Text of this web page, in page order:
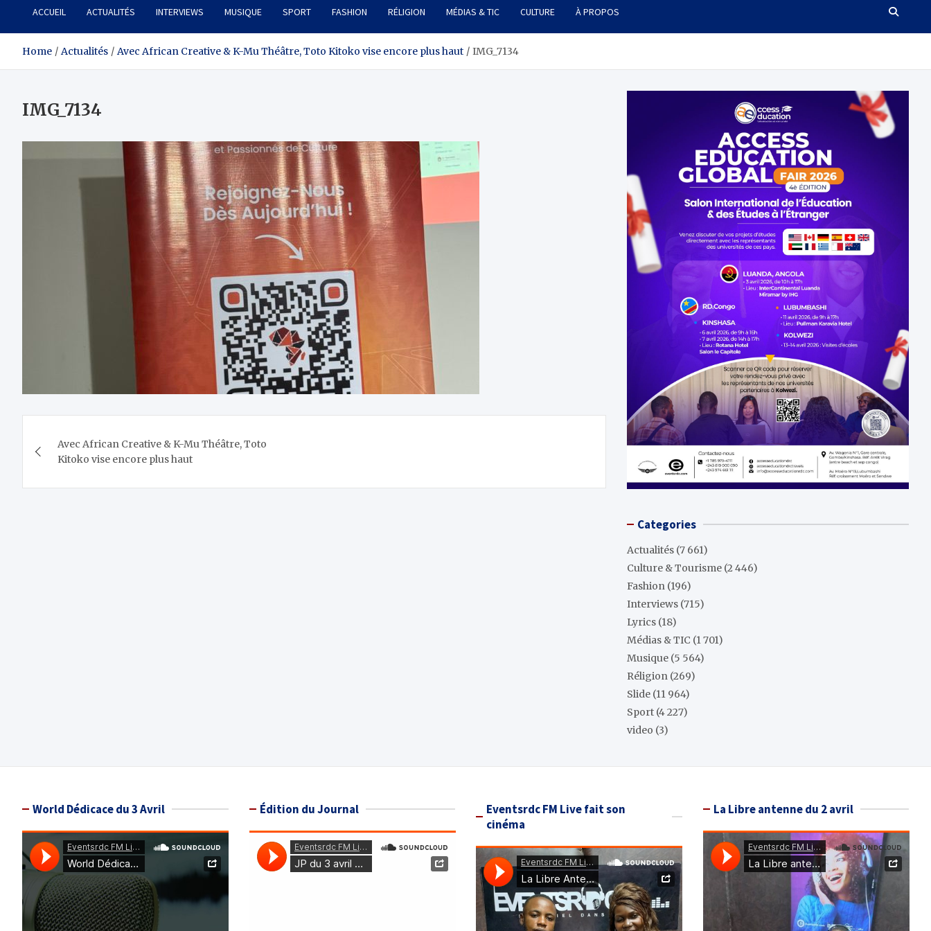
ACCUEIL ACTUALITÉS INTERVIEWS MUSIQUE SPORT FASHION RÉLIGION MÉDIAS & TIC CULTURE À PROPOS
Home Actualités Avec African Creative & K-Mu Théâtre, Toto Kitoko vise encore plus haut IMG_7134
IMG_7134
de
l’article
Avec African Creative & K-Mu Théâtre, Toto
Kitoko vise encore plus haut
Categories
Actualités (7 661)
Culture & Tourisme (2 446)
Fashion (196)
Interviews (715)
Lyrics (18)
Médias & TIC (1 701)
Musique (5 564)
Réligion (269)
Slide (11 964)
Sport (4 227)
video (3)
World Dédicace du 3 Avril Édition du Journal
Eventsrdc FM Live fait son
cinéma
La Libre antenne du 2 avril